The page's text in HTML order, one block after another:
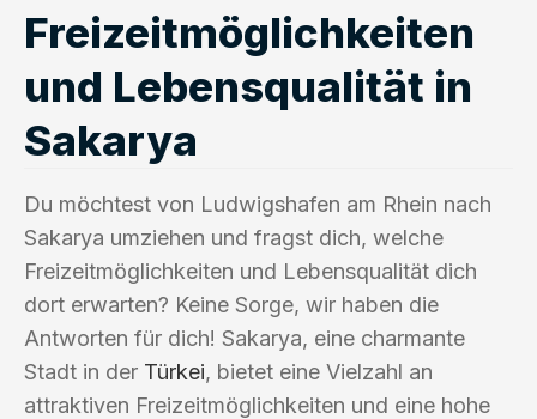
Freizeitmöglichkeiten
und Lebensqualität in
Sakarya
Du möchtest von Ludwigshafen am Rhein nach
Sakarya umziehen und fragst dich, welche
Freizeitmöglichkeiten und Lebensqualität dich
dort erwarten? Keine Sorge, wir haben die
Antworten für dich! Sakarya, eine charmante
Stadt in der Türkei, bietet eine Vielzahl an
attraktiven Freizeitmöglichkeiten und eine hohe